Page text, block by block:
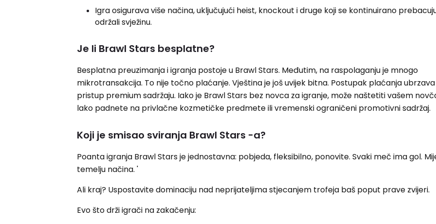
Igra osigurava više načina, uključujući heist, knockout i druge koji se kontinuirano
održali svježinu.
Je li Brawl Stars besplatne?
Besplatna preuzimanja i igranja postoje u Brawl Stars. Međutim, na raspolaganju je mnogo
mikrotransakcija. To nije točno plaćanje. Vještina je još uvijek bitna. Postupak plaćanja
pristup premium sadržaju. Iako je Brawl Stars bez novca za igranje, može naštetiti vašem
lako padnete na privlačne kozmetičke predmete ili vremenski ograničeni promotivni sadržaj.
Koji je smisao sviranja Brawl Stars -a?
Poanta igranja Brawl Stars je jednostavna: pobjeda, fleksibilno, ponovite. Svaki meč ima gol.
temelju načina. '
Ali kraj? Uspostavite dominaciju nad neprijateljima stjecanjem trofeja baš poput prave zvijeri.
Evo što drži igrači na zakačenju: